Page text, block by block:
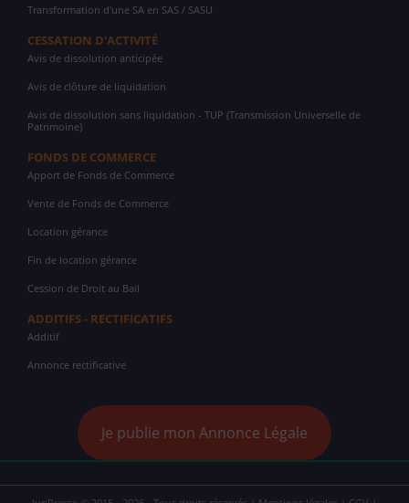
Transformation d'une SA en SAS / SASU
CESSATION D'ACTIVITÉ
Avis de dissolution anticipée
Avis de clôture de liquidation
Avis de dissolution sans liquidation - TUP (Transmission Universelle de
Patrimoine)
FONDS DE COMMERCE
Apport de Fonds de Commerce
Vente de Fonds de Commerce
Location gérance
Fin de location gérance
Cession de Droit au Bail
ADDITIFS - RECTIFICATIFS
Additif
Annonce rectificative
Je publie mon Annonce Légale